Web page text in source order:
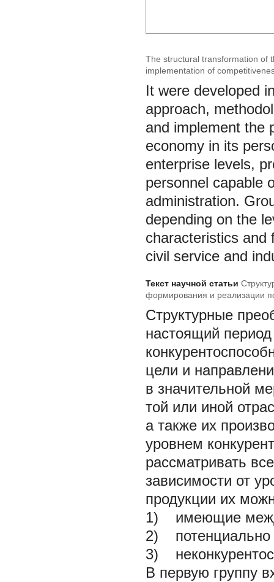
The structural transformation of
implementation of
It were developed
approach,
and implement the
economy in its
enterprise levels,
personnel capable
administration.
depending on the
characteristics and
civil service and
Текст научной статьи
формирования и реализации
Структурные
настоящий
цели и
в значительной
той или иной
а также их
уровнем
рассматривать
зависимости от
продукции их
1) имеющие
2) потенциально
3)
В первую группу